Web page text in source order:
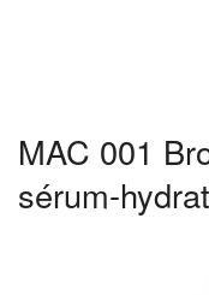
MAC 001
sérum-